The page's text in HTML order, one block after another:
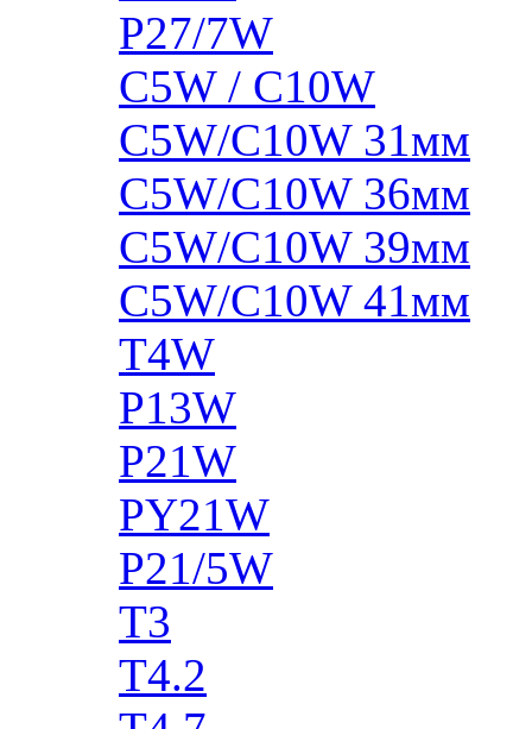
P27/7W
C5W / C10W
C5W/C10W 31мм
C5W/C10W 36мм
C5W/C10W 39мм
C5W/C10W 41мм
T4W
P13W
P21W
PY21W
P21/5W
T3
T4.2